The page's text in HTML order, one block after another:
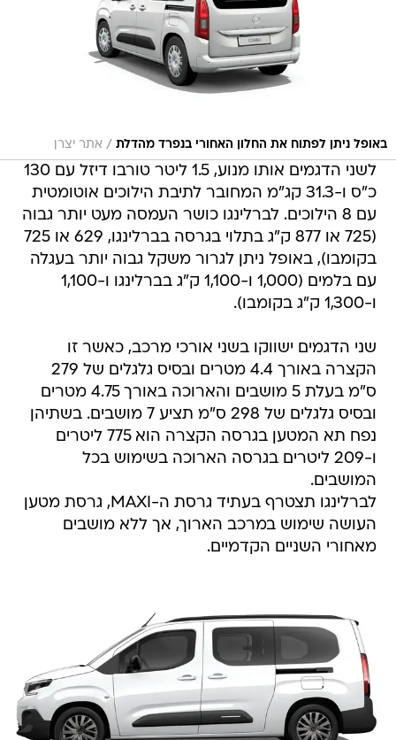
באופל ניתן לפתוח את החלון האחורי בנפרד מהדלת / אתר יצרן
לשני הדגמים אותו מנוע, 1.5 ליטר טורבו דיזל עם 130
כ"ס ו-31.3 קג"מ המחובר לתיבת הילוכים אוטומטית
עם 8 הילוכים. לברלינגו כושר העמסה מעט יותר גבוה
(725 או 877 ק"ג בתלוי בגרסה בברלינגו, 629 או 725
בקומבו), באופל ניתן לגרור משקל גבוה יותר בעגלה
עם בלמים (1,000 ו-1,100 ק"ג בברלינגו ו-1,100
ו-1,300 ק"ג בקומבו).
שני הדגמים ישווקו בשני אורכי מרכב, כאשר זו
הקצרה באורך 4.4 מטרים ובסיס גלגלים של 279
ס"מ בעלת 5 מושבים והארוכה באורך 4.75 מטרים
ובסיס גלגלים של 298 ס"מ תציע 7 מושבים. בשתיהן
נפח תא המטען בגרסה הקצרה הוא 775 ליטרים
ו-209 ליטרים בגרסה הארוכה בשימוש בכל
המושבים.
לברלינגו תצטרף בעתיד גרסת ה-MAXI, גרסת מטען
העושה שימוש במרכב הארוך, אך ללא מושבים
מאחורי השניים הקדמיים.